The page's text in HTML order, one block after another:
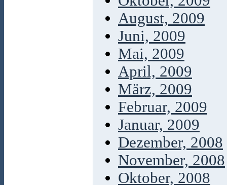
August, 2009
Juni, 2009
Mai, 2009
April, 2009
März, 2009
Februar, 2009
Januar, 2009
Dezember, 2008
November, 2008
Oktober, 2008